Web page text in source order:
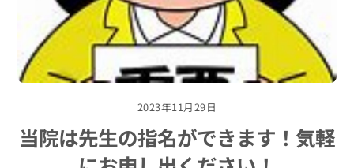
2023年11月29日
当院は先生の指名ができます！気軽